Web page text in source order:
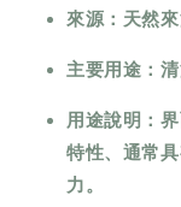
來源：天然來
主要用途：
用途說明：
特性、通常
力。